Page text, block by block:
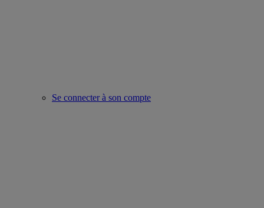
Se connecter à son compte